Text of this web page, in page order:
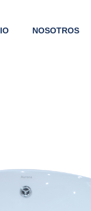
NOSOTROS